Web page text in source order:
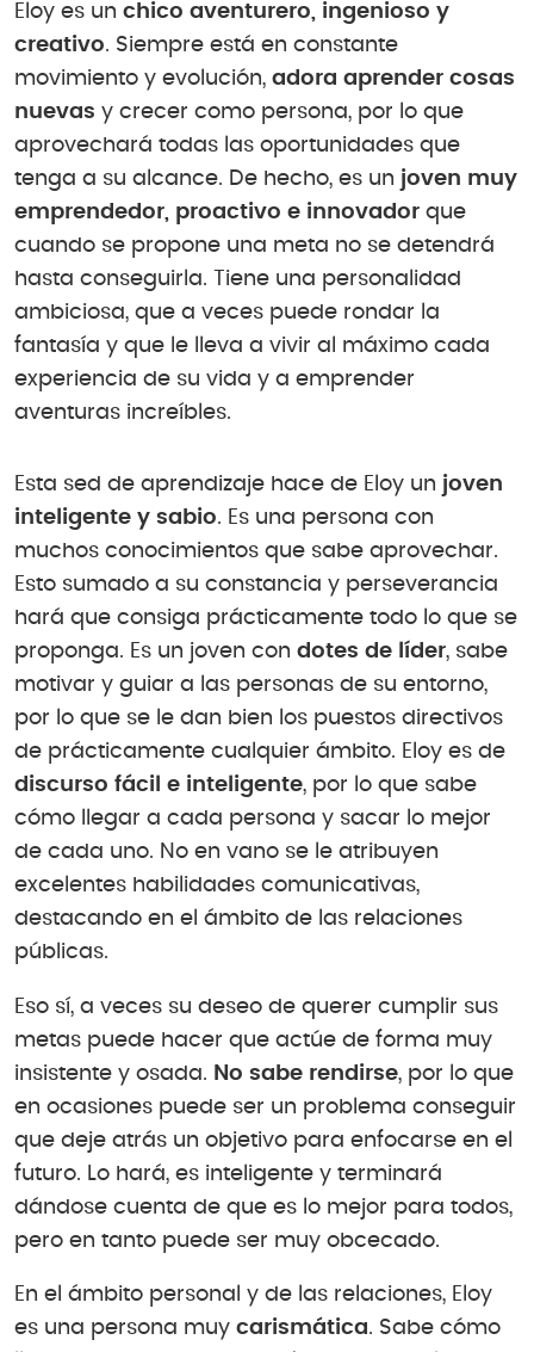
Eloy es un chico aventurero, ingenioso y
creativo. Siempre está en constante
movimiento y evolución, adora aprender cosas
nuevas y crecer como persona, por lo que
aprovechará todas las oportunidades que
tenga a su alcance. De hecho, es un joven muy
emprendedor, proactivo e innovador que
cuando se propone una meta no se detendrá
hasta conseguirla. Tiene una personalidad
ambiciosa, que a veces puede rondar la
fantasía y que le lleva a vivir al máximo cada
experiencia de su vida y a emprender
aventuras increíbles.
Esta sed de aprendizaje hace de Eloy un joven
inteligente y sabio. Es una persona con
muchos conocimientos que sabe aprovechar.
Esto sumado a su constancia y perseverancia
hará que consiga prácticamente todo lo que se
proponga. Es un joven con dotes de líder, sabe
motivar y guiar a las personas de su entorno,
por lo que se le dan bien los puestos directivos
de prácticamente cualquier ámbito. Eloy es de
discurso fácil e inteligente, por lo que sabe
cómo llegar a cada persona y sacar lo mejor
de cada uno. No en vano se le atribuyen
excelentes habilidades comunicativas,
destacando en el ámbito de las relaciones
públicas.
Eso sí, a veces su deseo de querer cumplir sus
metas puede hacer que actúe de forma muy
insistente y osada. No sabe rendirse, por lo que
en ocasiones puede ser un problema conseguir
que deje atrás un objetivo para enfocarse en el
futuro. Lo hará, es inteligente y terminará
dándose cuenta de que es lo mejor para todos,
pero en tanto puede ser muy obcecado.
En el ámbito personal y de las relaciones, Eloy
es una persona muy carismática. Sabe cómo